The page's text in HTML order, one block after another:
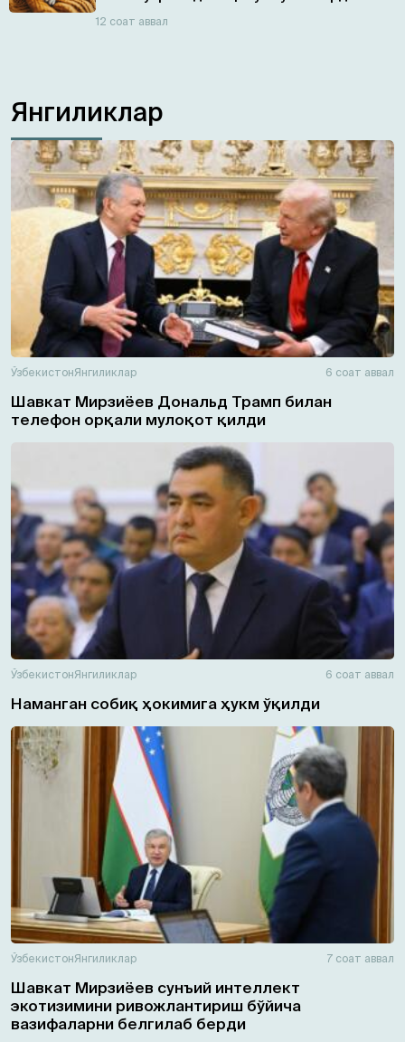
12 соат аввал
Янгиликлар
ЎзбекистонЯнгиликлар 6 соат аввал
Шавкат Мирзиёев Дональд Трамп билан
телефон орқали мулоқот қилди
ЎзбекистонЯнгиликлар 6 соат аввал
Наманган собиқ ҳокимига ҳукм ўқилди
ЎзбекистонЯнгиликлар 7 соат аввал
Шавкат Мирзиёев сунъий интеллект
экотизимини ривожлантириш бўйича
вазифаларни белгилаб берди